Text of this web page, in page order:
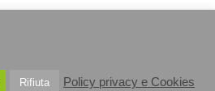
Rifiuta Policy privacy e Cookies